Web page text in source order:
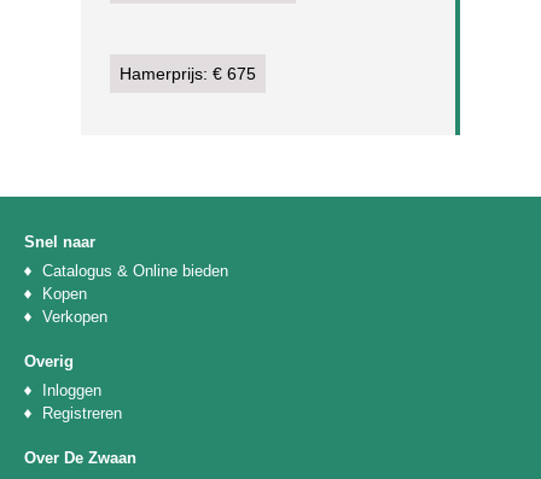
Hamerprijs: € 675
Snel naar
Catalogus & Online bieden
Kopen
Verkopen
Overig
Inloggen
Registreren
Over De Zwaan